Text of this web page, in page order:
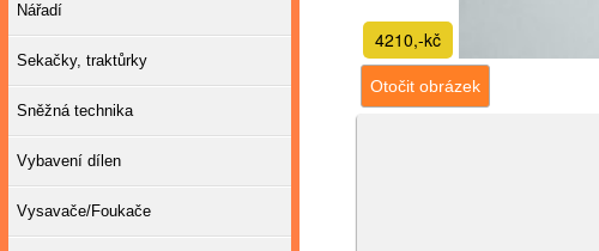
4210,-kč
Otočit obrázek
Nářadí
Sekačky, traktůrky
Sněžná technika
Vybavení dílen
Vysavače/Foukače